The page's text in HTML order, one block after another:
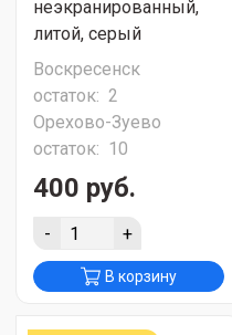
неэкранированный,
литой, серый
Воскресенск
остаток: 2
Орехово-Зуево
остаток: 10
400 руб.
- +
В корзину